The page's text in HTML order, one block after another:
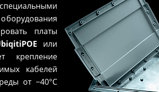
платы
или
крепление
кабелей
от −40°С